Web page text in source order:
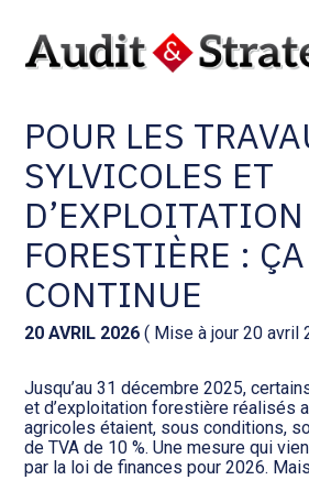
Aller
Comptabilité et conseil
Social et ressources humaines
Assistance juridique
Pilotage d’entreprise
Audit légal
Procédures collectives
Gestion des documents : ISuite
Tenue de votre comptabilité :
ACD
Facturation et pilotage :
EVOLIZ
Facturation et pilotage : MEG
WAIBI
Gérer vos ressources
humaines : SILAE
POUR LES
SYLVICOLES ET
D’EXPLOITATION
FORESTIÈRE : ÇA
CONTINUE
20 AVRIL 2026 ( Mise à jour 20 avril
Jusqu’au 31 décembre 2025,
et d’exploitation forestière réalisés
agricoles étaient, sous conditions,
de TVA de 10 %. Une mesure qui
par la loi de finances pour 2026.